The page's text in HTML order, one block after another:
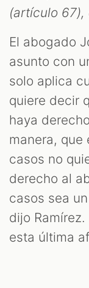
(artículo 67),
El abogado
asunto con
solo aplica
quiere decir
haya
manera, que
casos no
derecho al
casos sea
dijo
esta última